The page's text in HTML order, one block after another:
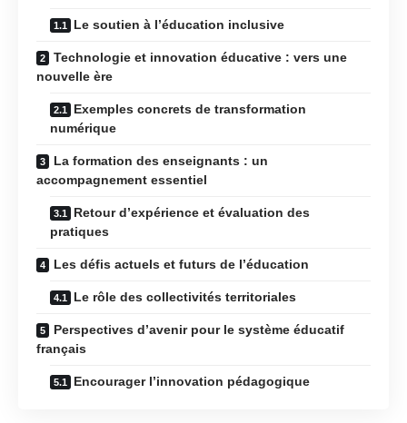
Le soutien à l’éducation inclusive
Technologie et innovation éducative : vers une
nouvelle ère
Exemples concrets de transformation
numérique
La formation des enseignants : un
accompagnement essentiel
Retour d’expérience et évaluation des
pratiques
Les défis actuels et futurs de l’éducation
Le rôle des collectivités territoriales
Perspectives d’avenir pour le système éducatif
français
Encourager l’innovation pédagogique